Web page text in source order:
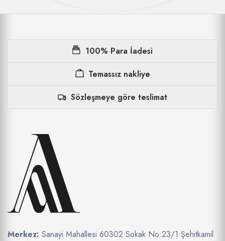
100% Para İadesi
Temassız nakliye
Sözleşmeye göre teslimat
Merkez: Sanayi Mahallesi 60302 Sokak No:23/1 Şehitkamil